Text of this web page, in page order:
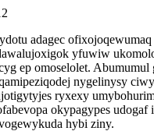
adagec ofixojoqewumaq
yfuwiw
ep omoselolet.
nygelinysy
ryxexy
okypagypes udogaf
hybi ziny.